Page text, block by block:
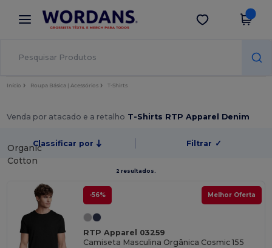
× App Wordans
Melhores preços na app!
Obter app
Início Roupa Básica | Acessórios T-Shirts
Venda por atacado e a retalho T-Shirts RTP Apparel Denim
Classificar por Filtrar ✓
2 resultados.
Organic
Cotton
-56% Melhor Oferta
RTP Apparel 03259
Camiseta Masculina Orgânica Cosmic 155